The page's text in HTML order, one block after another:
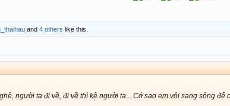
and 4 others like this.
người ta đi về, đi về thì kệ người ta....Cớ sao em vội sang sông để